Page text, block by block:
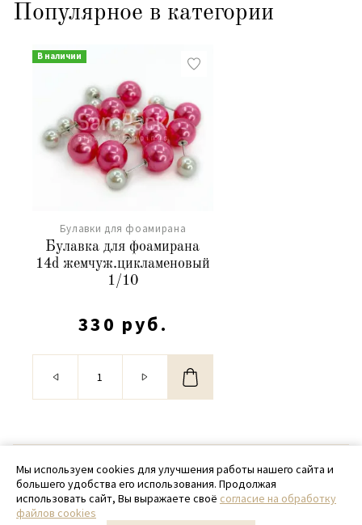
Популярное в категории
В наличии
Булавки для фоамирана
Булавка для фоамирана
14d жемчуж.цикламеновый
1/10
330 руб.
© 2020 - 2026 SamPack
+ 7 (918) 699-97-87
zakaz@sampack.store
Мы используем cookies для улучшения работы нашего сайта и
большего удобства его использования. Продолжая
использовать сайт, Вы выражаете своё согласие на обработку
файлов cookies